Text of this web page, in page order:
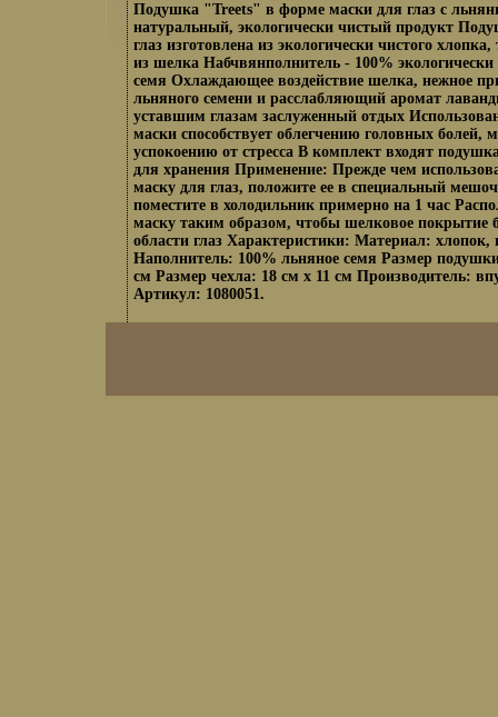
Подушка "Treets" в форме маски для глаз с
натуральный, экологически чистый продукт
глаз изготовлена из экологически чистого
из шелка Набчвянполнитель - 100% экологически
семя Охлаждающее воздействие шелка, нежное
льняного семени и расслабляющий аромат
уставшим глазам заслуженный отдых
маски способствует облегчению головных болей,
успокоению от стресса В комплект входят
для хранения Применение: Прежде чем
маску для глаз, положите ее в специальный
поместите в холодильник примерно на 1 час
маску таким образом, чтобы шелковое покрытие
области глаз Характеристики: Материал: хлопок,
Наполнитель: 100% льняное семя Размер
см Размер чехла: 18 см х 11 см Производитель:
Артикул: 1080051.